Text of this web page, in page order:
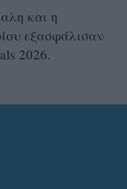
και η
εξασφάλισαν
2026.